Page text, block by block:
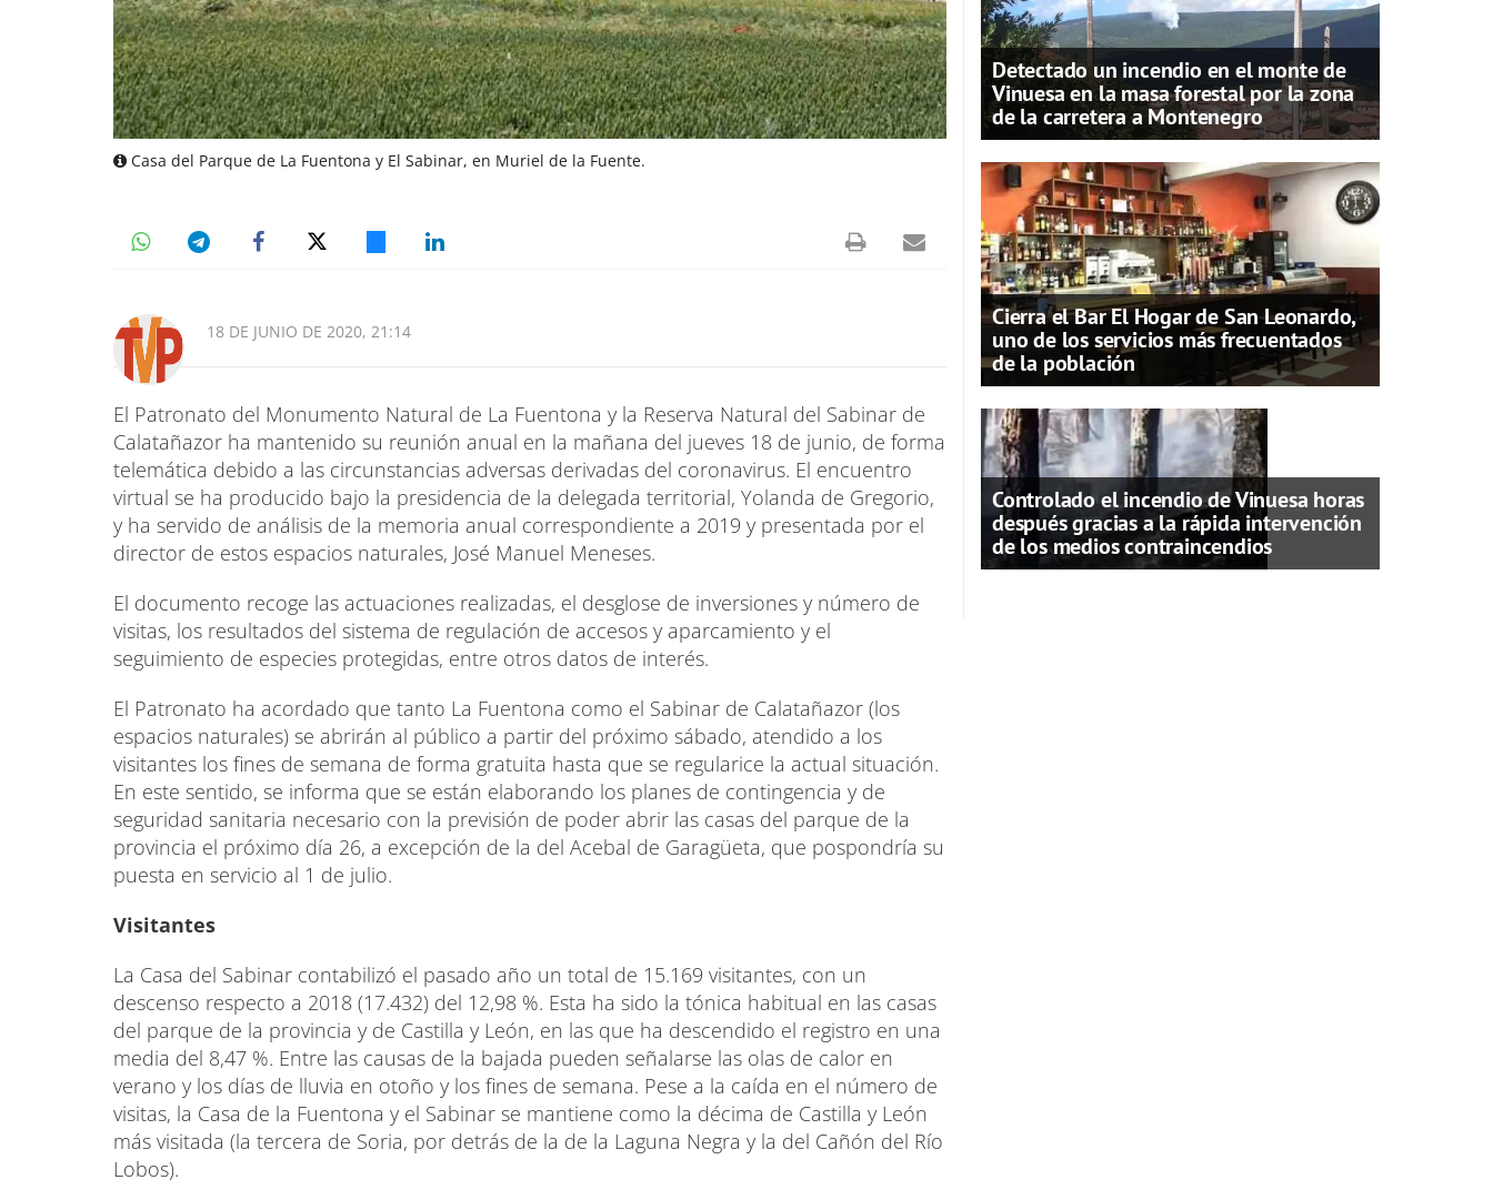
Casa del Parque de La Fuentona y El Sabinar, en Muriel de la Fuente.
18 DE JUNIO DE 2020, 21:14
El Patronato del Monumento Natural de La Fuentona y la Reserva Natural del Sabinar de
Calatañazor ha mantenido su reunión anual en la mañana del jueves 18 de junio, de forma
telemática debido a las circunstancias adversas derivadas del coronavirus. El encuentro
virtual se ha producido bajo la presidencia de la delegada territorial, Yolanda de Gregorio,
y ha servido de análisis de la memoria anual correspondiente a 2019 y presentada por el
director de estos espacios naturales, José Manuel Meneses.
El documento recoge las actuaciones realizadas, el desglose de inversiones y número de
visitas, los resultados del sistema de regulación de accesos y aparcamiento y el
seguimiento de especies protegidas, entre otros datos de interés.
El Patronato ha acordado que tanto La Fuentona como el Sabinar de Calatañazor (los
espacios naturales) se abrirán al público a partir del próximo sábado, atendido a los
visitantes los fines de semana de forma gratuita hasta que se regularice la actual situación.
En este sentido, se informa que se están elaborando los planes de contingencia y de
seguridad sanitaria necesario con la previsión de poder abrir las casas del parque de la
provincia el próximo día 26, a excepción de la del Acebal de Garagüeta, que pospondría su
puesta en servicio al 1 de julio.
Visitantes
La Casa del Sabinar contabilizó el pasado año un total de 15.169 visitantes, con un
descenso respecto a 2018 (17.432) del 12,98 %. Esta ha sido la tónica habitual en las casas
del parque de la provincia y de Castilla y León, en las que ha descendido el registro en una
media del 8,47 %. Entre las causas de la bajada pueden señalarse las olas de calor en
verano y los días de lluvia en otoño y los fines de semana. Pese a la caída en el número de
visitas, la Casa de la Fuentona y el Sabinar se mantiene como la décima de Castilla y León
más visitada (la tercera de Soria, por detrás de la de la Laguna Negra y la del Cañón del Río
Lobos).
Detectado un incendio en el monte de
Vinuesa en la masa forestal por la zona
de la carretera a Montenegro
Cierra el Bar El Hogar de San Leonardo,
uno de los servicios más frecuentados
de la población
Controlado el incendio de Vinuesa horas
después gracias a la rápida intervención
de los medios contraincendios